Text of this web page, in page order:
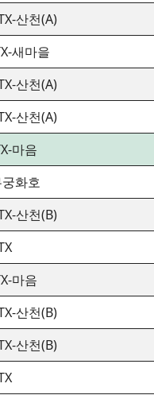
산천(A)
새마을
산천(A)
산천(A)
마음
화호
산천(B)
마음
산천(B)
산천(B)